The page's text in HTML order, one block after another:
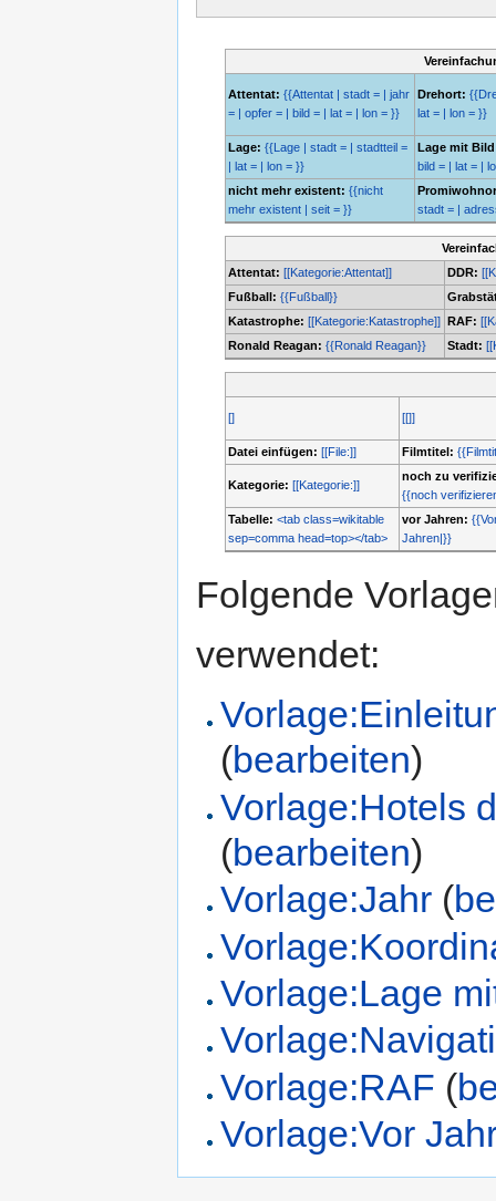
Attentat: {{Attentat | stadt = | jahr
= | opfer = | bild = | lat = | lon = }}
Drehort:
lat = | lon = }}
Lage: {{Lage | stadt = | stadtteil =
| lat = | lon = }}
Lage mit
bild = | lat = |
nicht mehr existent: {{nicht
mehr existent | seit = }}
stadt = |
Attentat: [[Kategorie:Attentat]] DDR:
Fußball: {{Fußball}}
Katastrophe: [[Kategorie:Katastrophe]] RAF:
Ronald Reagan: {{Ronald Reagan}} Stadt:
[] [[]]
Datei einfügen: [[File:]] Filmtitel:
Kategorie: [[Kategorie:]]
noch zu
{{noch
Tabelle: <tab class=wikitable
sep=comma head=top></tab>
vor Jahren:
Jahren|}}
Folgende
verwendet:
(bearbeiten)
Vorlage:Hotels
(bearbeiten)
Vorlage:Jahr (
Vorlage:Lage
Vorlage:RAF (
Vorlage:Vor